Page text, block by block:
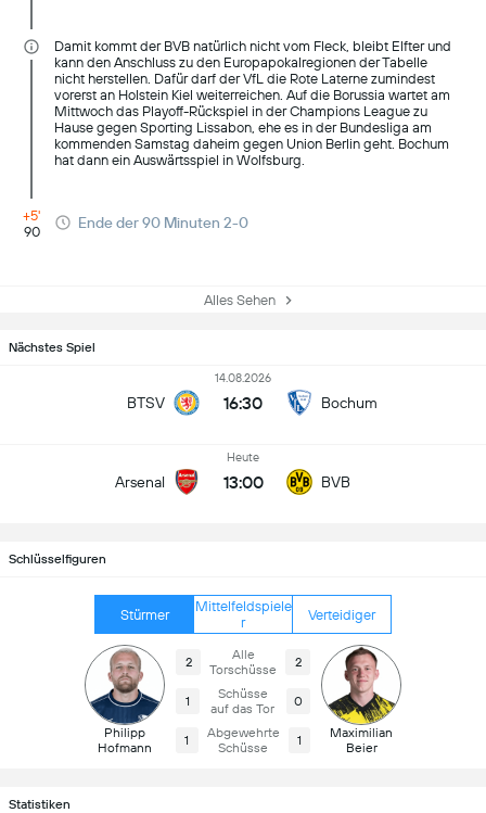
Damit kommt der BVB natürlich nicht vom Fleck, bleibt Elfter und
kann den Anschluss zu den Europapokalregionen der Tabelle
nicht herstellen. Dafür darf der VfL die Rote Laterne zumindest
vorerst an Holstein Kiel weiterreichen. Auf die Borussia wartet am
Mittwoch das Playoff-Rückspiel in der Champions League zu
Hause gegen Sporting Lissabon, ehe es in der Bundesliga am
kommenden Samstag daheim gegen Union Berlin geht. Bochum
hat dann ein Auswärtsspiel in Wolfsburg.
+5'
90
Ende der 90 Minuten 2-0
Alles Sehen
Nächstes Spiel
BTSV
14.08.2026
16:30 Bochum
Arsenal
Heute
13:00 BVB
Schlüsselfiguren
Stürmer
Mittelfeldspiele
r
Verteidiger
Philipp
Hofmann
2
Alle
Torschüsse
2
1
Schüsse
auf das Tor
0
1
Abgewehrte
Schüsse
1
Maximilian
Beier
Statistiken